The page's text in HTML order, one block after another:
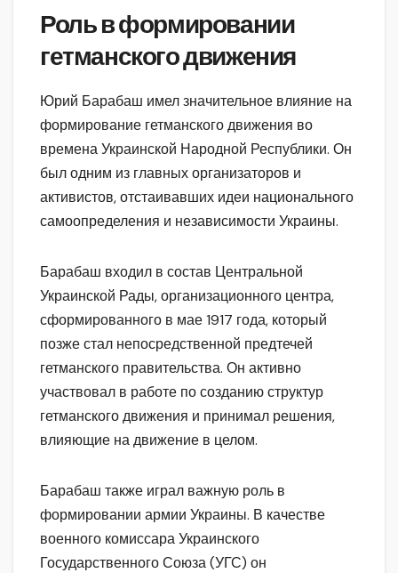
Роль в формировании
гетманского движения
Юрий Барабаш имел значительное влияние на
формирование гетманского движения во
времена Украинской Народной Республики. Он
был одним из главных организаторов и
активистов, отстаивавших идеи национального
самоопределения и независимости Украины.
Барабаш входил в состав Центральной
Украинской Рады, организационного центра,
сформированного в мае 1917 года, который
позже стал непосредственной предтечей
гетманского правительства. Он активно
участвовал в работе по созданию структур
гетманского движения и принимал решения,
влияющие на движение в целом.
Барабаш также играл важную роль в
формировании армии Украины. В качестве
военного комиссара Украинского
Государственного Союза (УГС) он